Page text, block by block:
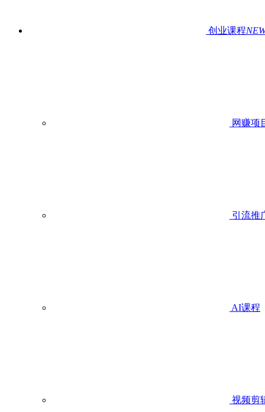
创业课程
网赚项
引流推
AI课程
视频剪